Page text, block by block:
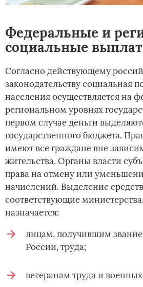
Федеральные и
социальные
Согласно действующему
законодательству социальная
населения осуществляется на
региональном уровнях
первом случае деньги
государственного бюджета.
имеют все граждане вне
жительства. Органы власти
права на отмену или
начислений. Выделение
соответствующие
назначается:
лицам, получившим
России, труда;
ветеранам труда и